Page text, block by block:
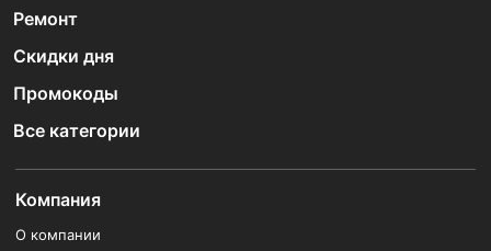
Ремонт
Скидки дня
Промокоды
Все категории
Компания
О компании